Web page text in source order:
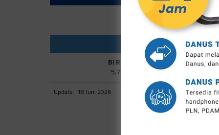
BI Rate
5.75%
Update : 18 Juni 2026